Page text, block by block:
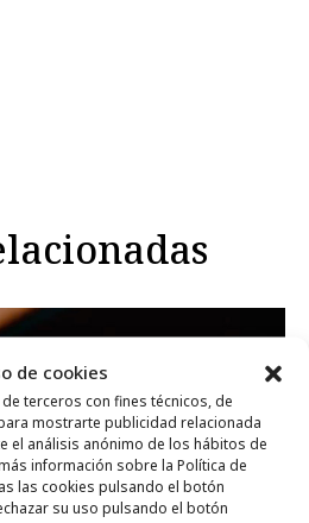
de cookies
terceros con fines técnicos, de
mostrarte publicidad relacionada
el análisis anónimo de los hábitos de
información sobre la Política de
las cookies pulsando el botón
su uso pulsando el botón